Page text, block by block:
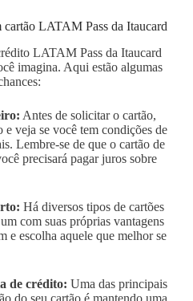
LATAM Pass da Itaucard
LATAM Pass da Itaucard
imagina. Aqui estão algumas
Antes de solicitar o cartão,
veja se você tem condições de
Lembre-se de que o cartão de
precisará pagar juros sobre
Há diversos tipos de cartões
com suas próprias vantagens
e escolha aquele que melhor se
de crédito: Uma das principais
do seu cartão é mantendo uma